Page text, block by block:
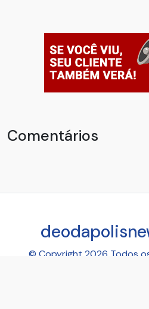
Comentários
© Copyright 2026 Todos